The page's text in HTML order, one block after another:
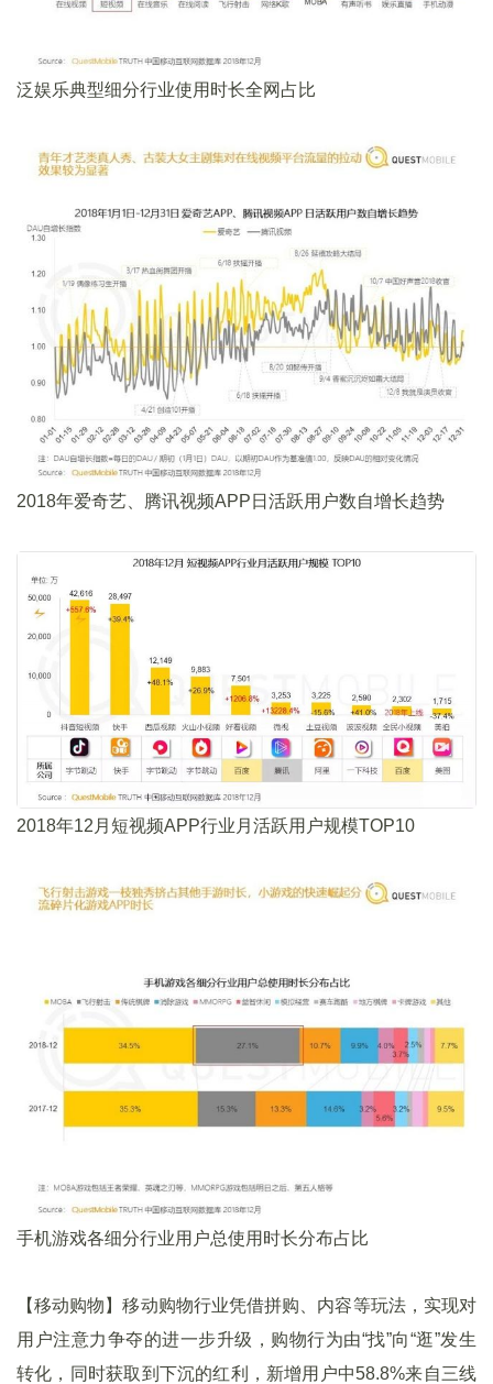
泛娱乐典型细分行业使用时长全网占比
2018年爱奇艺、腾讯视频APP日活跃用户数自增长趋势
2018年12月短视频APP行业月活跃用户规模TOP10
手机游戏各细分行业用户总使用时长分布占比
【移动购物】移动购物行业凭借拼购、内容等玩法，实现对
用户注意力争夺的进一步升级，购物行为由“找”向“逛”发生
转化，同时获取到下沉的红利，新增用户中58.8%来自三线